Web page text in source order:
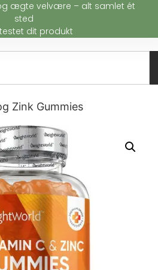
ægte velvære – alt samlet ét
sted
dit produkt
Zink Gummies